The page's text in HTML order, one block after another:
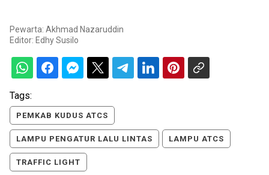
Pewarta: Akhmad Nazaruddin
Editor: Edhy Susilo
Tags:
PEMKAB KUDUS ATCS
LAMPU PENGATUR LALU LINTAS LAMPU ATCS
TRAFFIC LIGHT